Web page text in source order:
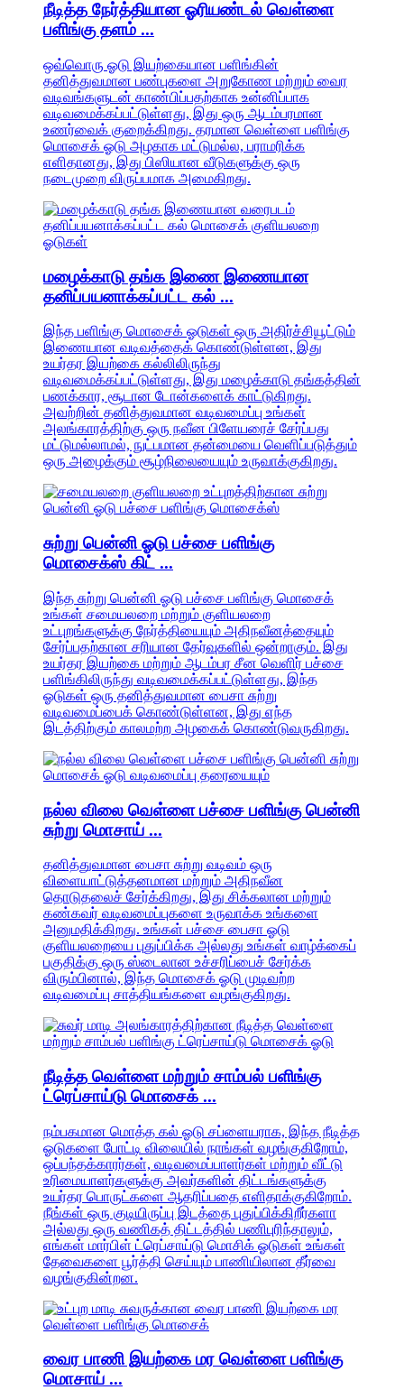
நீடித்த நேர்த்தியான ஓரியண்டல் வெள்ளை
பளிங்கு தளம் ...
ஒவ்வொரு ஓடு இயற்கையான பளிங்கின்
தனித்துவமான பண்புகளை அறுகோண மற்றும் வைர
வடிவங்களுடன் காண்பிப்பதற்காக உன்னிப்பாக
வடிவமைக்கப்பட்டுள்ளது, இது ஒரு ஆடம்பரமான
உணர்வைக் குறைக்கிறது. தரமான வெள்ளை பளிங்கு
மொசைக் ஓடு அழகாக மட்டுமல்ல, பராமரிக்க
எளிதானது, இது பிஸியான வீடுகளுக்கு ஒரு
நடைமுறை விருப்பமாக அமைகிறது.
மழைக்காடு தங்க இணை இணையான
தனிப்பயனாக்கப்பட்ட கல் ...
இந்த பளிங்கு மொசைக் ஓடுகள் ஒரு அதிர்ச்சியூட்டும்
இணையான வடிவத்தைக் கொண்டுள்ளன, இது
உயர்தர இயற்கை கல்லிலிருந்து
வடிவமைக்கப்பட்டுள்ளது, இது மழைக்காடு தங்கத்தின்
பணக்கார, சூடான டோன்களைக் காட்டுகிறது.
அவற்றின் தனித்துவமான வடிவமைப்பு உங்கள்
அலங்காரத்திற்கு ஒரு நவீன பிளேயரைச் சேர்ப்பது
மட்டுமல்லாமல், நுட்பமான தன்மையை வெளிப்படுத்தும்
ஒரு அழைக்கும் சூழ்நிலையையும் உருவாக்குகிறது.
சுற்று பென்னி ஓடு பச்சை பளிங்கு
மொசைக்ஸ் கிட் ...
இந்த சுற்று பென்னி ஓடு பச்சை பளிங்கு மொசைக்
உங்கள் சமையலறை மற்றும் குளியலறை
உட்புறங்களுக்கு நேர்த்தியையும் அதிநவீனத்தையும்
சேர்ப்பதற்கான சரியான தேர்வுகளில் ஒன்றாகும். இது
உயர்தர இயற்கை மற்றும் ஆடம்பர சீன வெளிர் பச்சை
பளிங்கிலிருந்து வடிவமைக்கப்பட்டுள்ளது, இந்த
ஓடுகள் ஒரு தனித்துவமான பைசா சுற்று
வடிவமைப்பைக் கொண்டுள்ளன, இது எந்த
இடத்திற்கும் காலமற்ற அழகைக் கொண்டுவருகிறது.
நல்ல விலை வெள்ளை பச்சை பளிங்கு பென்னி
சுற்று மொசாய் ...
தனித்துவமான பைசா சுற்று வடிவம் ஒரு
விளையாட்டுத்தனமான மற்றும் அதிநவீன
தொடுதலைச் சேர்க்கிறது, இது சிக்கலான மற்றும்
கண்கவர் வடிவமைப்புகளை உருவாக்க உங்களை
அனுமதிக்கிறது. உங்கள் பச்சை பைசா ஓடு
குளியலறையை புதுப்பிக்க அல்லது உங்கள் வாழ்க்கைப்
பகுதிக்கு ஒரு ஸ்டைலான உச்சரிப்பைச் சேர்க்க
விரும்பினால், இந்த மொசைக் ஓடு முடிவற்ற
வடிவமைப்பு சாத்தியங்களை வழங்குகிறது.
நீடித்த வெள்ளை மற்றும் சாம்பல் பளிங்கு
ட்ரெப்சாய்டு மொசைக் ...
நம்பகமான மொத்த கல் ஓடு சப்ளையராக, இந்த நீடித்த
ஓடுகளை போட்டி விலையில் நாங்கள் வழங்குகிறோம்,
ஒப்பந்தக்காரர்கள், வடிவமைப்பாளர்கள் மற்றும் வீட்டு
உரிமையாளர்களுக்கு அவர்களின் திட்டங்களுக்கு
உயர்தர பொருட்களை ஆதரிப்பதை எளிதாக்குகிறோம்.
நீங்கள் ஒரு குடியிருப்பு இடத்தை புதுப்பிக்கிறீர்களா
அல்லது ஒரு வணிகத் திட்டத்தில் பணிபுரிந்தாலும்,
எங்கள் மார்பிள் ட்ரெப்சாய்டு மொசிக் ஓடுகள் உங்கள்
தேவைகளை பூர்த்தி செய்யும் பாணியிலான தீர்வை
வழங்குகின்றன.
வைர பாணி இயற்கை மர வெள்ளை பளிங்கு
மொசாய் ...